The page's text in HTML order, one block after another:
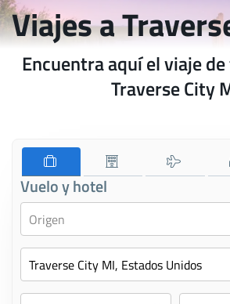
Viajes a
Encuentra aquí el viaje
Traverse City
Vuelo y hotel